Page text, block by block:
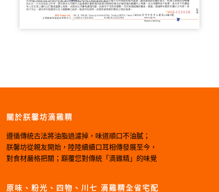
關於朕馨坊滴雞精
遵循傳統古法將油脂過濾掉，味道順口不油膩；
朕馨坊從親友開始，陸陸續續口耳相傳發展至今，
對食材嚴格把關；巔覆您對傳統「滴雞精」的味覺
原味、粉光、四物、川七 滴雞精全省宅配